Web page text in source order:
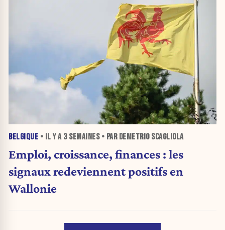
BELGIQUE • IL Y A 3 SEMAINES• PAR DEMETRIO SCAGLIOLA
Emploi, croissance, finances : les
signaux redeviennent positifs en
Wallonie